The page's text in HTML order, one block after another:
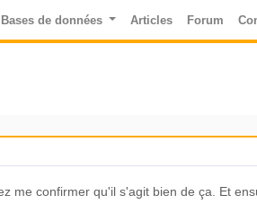
Bases de données Articles Forum
me confirmer qu'il s'agit bien de ça. Et